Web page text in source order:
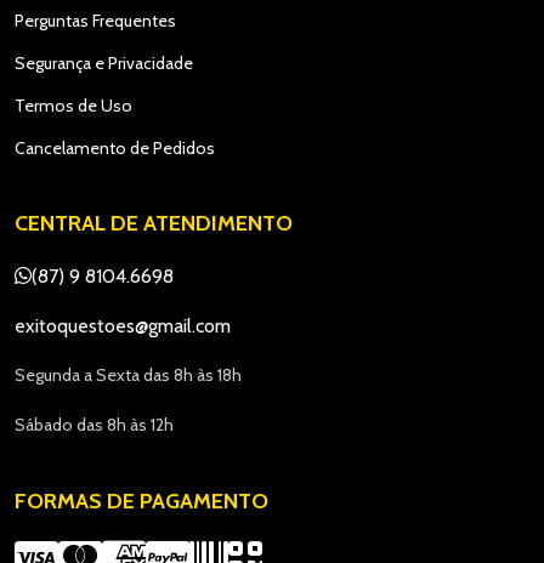
Perguntas Frequentes
Segurança e Privacidade
Termos de Uso
Cancelamento de Pedidos
CENTRAL DE ATENDIMENTO
(87) 9 8104.6698
exitoquestoes@gmail.com
Segunda a Sexta das 8h às 18h
Sábado das 8h às 12h
FORMAS DE PAGAMENTO